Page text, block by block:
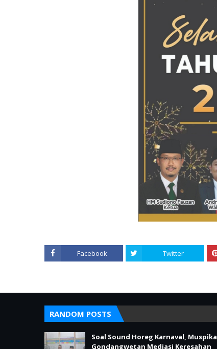
Facebook Twitter
RANDOM POSTS
Soal Sound Horeg Karnaval, Muspika
Gondangwetan Mediasi Keresahan